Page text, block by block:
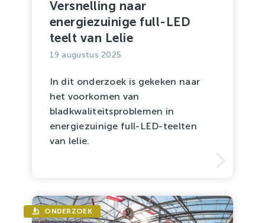
Versnelling naar
energiezuinige full-LED
teelt van Lelie
19 augustus 2025
In dit onderzoek is gekeken naar
het voorkomen van
bladkwaliteitsproblemen in
energiezuinige full-LED-teelten
van lelie.
ONDERZOEK